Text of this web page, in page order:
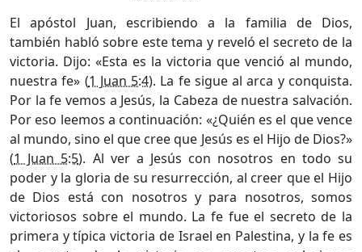
El apóstol Juan, escribiendo a la familia de Dios,
también habló sobre este tema y reveló el secreto de la
victoria. Dijo: «Esta es la victoria que venció al mundo,
nuestra fe» (1 Juan 5:4). La fe sigue al arca y conquista.
Por la fe vemos a Jesús, la Cabeza de nuestra salvación.
Por eso leemos a continuación: «¿Quién es el que vence
al mundo, sino el que cree que Jesús es el Hijo de Dios?»
(1 Juan 5:5). Al ver a Jesús con nosotros en todo su
poder y la gloria de su resurrección, al creer que el Hijo
de Dios está con nosotros y para nosotros, somos
victoriosos sobre el mundo. La fe fue el secreto de la
primera y típica victoria de Israel en Palestina, y la fe es